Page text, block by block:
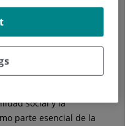
la calidad sanitaria y
Grupo se apoya en la
y la monitorización
y demostrar que
forman parte
social y la
parte esencial de la